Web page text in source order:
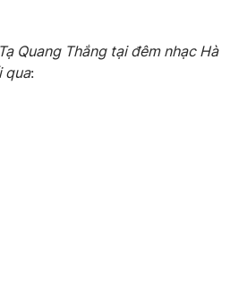
Vươn mình bằng AI
Quang Thắng tại đêm nhạc Hà
qua: